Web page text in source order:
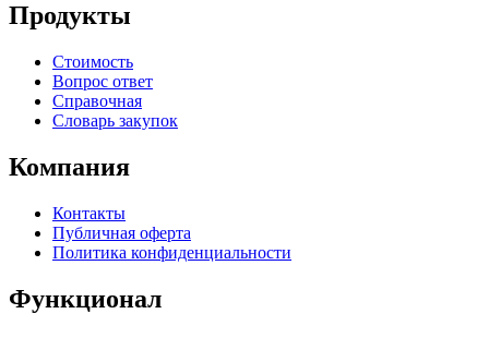
Продукты
Стоимость
Вопрос ответ
Справочная
Словарь закупок
Компания
Контакты
Публичная оферта
Политика конфиденциальности
Функционал